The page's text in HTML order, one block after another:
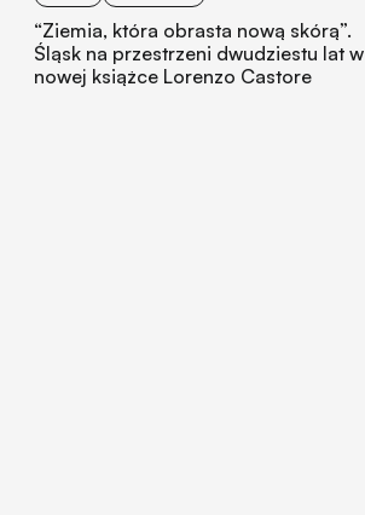
“Ziemia, która obrasta nową skórą”.
Śląsk na przestrzeni dwudziestu lat w
nowej książce Lorenzo Castore